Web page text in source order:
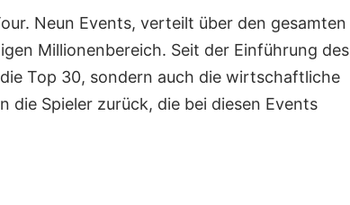
Neun Events, verteilt über den gesamten
Millionenbereich. Seit der Einführung des
Top 30, sondern auch die wirtschaftliche
Spieler zurück, die bei diesen Events